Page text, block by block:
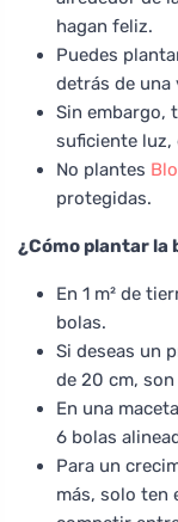
hagan feliz.
Puedes
detrás de una
Sin embargo,
suficiente
No plantes
protegidas.
¿Cómo plantar la
En 1 m² de
bolas.
Si deseas un
de 20 cm,
En una
6 bolas
Para un
más, solo ten